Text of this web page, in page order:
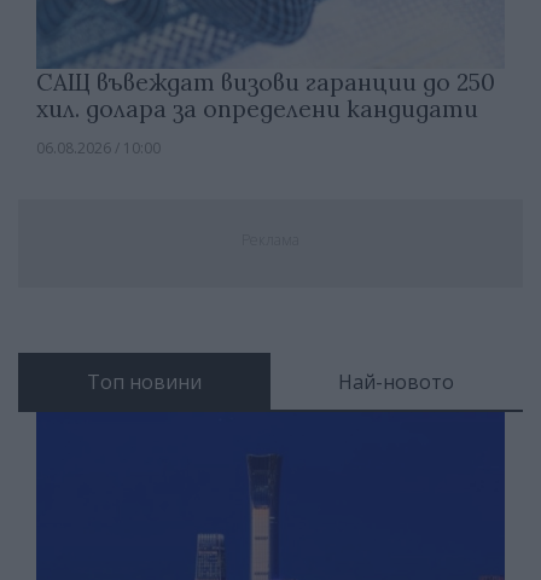
САЩ въвеждат визови гаранции до 250
хил. долара за определени кандидати
06.08.2026 / 10:00
Топ новини Най-новото